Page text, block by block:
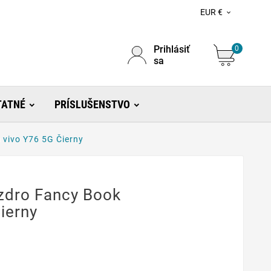
EUR € 
Prihlásiť
sa
0
PRÍSLUŠENSTVO
Y76 5G Čierny
Fancy Book